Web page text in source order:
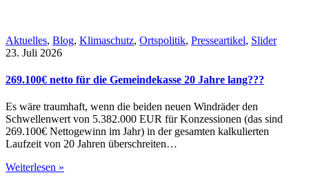
Aktuelles, Blog, Klimaschutz, Ortspolitik, Presseartikel, Slider
23. Juli 2026
269.100€ netto für die Gemeindekasse 20 Jahre lang???
Es wäre traumhaft, wenn die beiden neuen Windräder den
Schwellenwert von 5.382.000 EUR für Konzessionen (das sind
269.100€ Nettogewinn im Jahr) in der gesamten kalkulierten
Laufzeit von 20 Jahren überschreiten…
Weiterlesen »